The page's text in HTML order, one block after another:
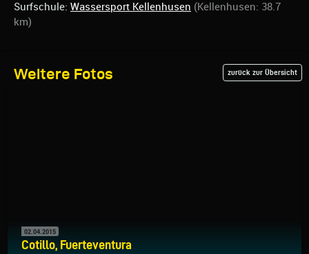
Surfschule: Wassersport Kellenhusen (Kellenhusen: 38.7
km)
Weitere Fotos zurück zur Übersicht
02.04.2015
Cotillo, Fuerteventura